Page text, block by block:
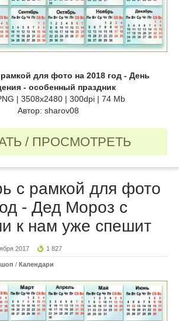
для фото на 2018 год - День
- особенный праздник
| 3508x2480 | 300dpi | 74 Mb
Автор: sharov08
/ ПРОСМОТРЕТЬ
с рамкой для фото
- Дед Мороз с
к нам уже спешит
2017 1 827
/ Календари